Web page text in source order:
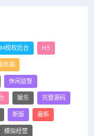
授权后台 H5
务端
休闲益智
娱乐 完整源码
新版 最新
模拟经营